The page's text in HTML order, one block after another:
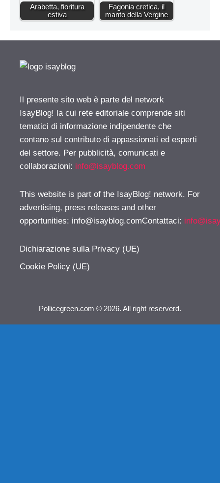
Arabetta, fioritura
estiva
Fagonia cretica, il
manto della Vergine
Il presente sito web è parte del network
IsayBlog! la cui rete editoriale comprende siti
tematici di informazione indipendente che
contano sul contributo di appassionati ed esperti
del settore. Per pubblicità, comunicati e
collaborazioni: info@isayblog.com
This website is part of the IsayBlog! network. For
advertising, press releases and other
opportunities: info@isayblog.comContattaci:
Dichiarazione sulla Privacy (UE)
Cookie Policy (UE)
Pollicegreen.com © 2026. All right reserverd.